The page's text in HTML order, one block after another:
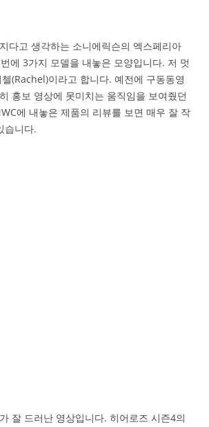
다고 생각하는 소니에릭슨의 엑스페리아
에 3가지 모델을 내놓은 모양입니다. 저 멋
(Rachel)이라고 합니다. 예전에 구동동영
홍보 영상에 못미치는 움직임을 보여줬던
에 내놓은 제품의 리뷰를 보면 매우 잘 작
습니다.
잘 드러난 영상입니다. 히어로즈 시즌4의